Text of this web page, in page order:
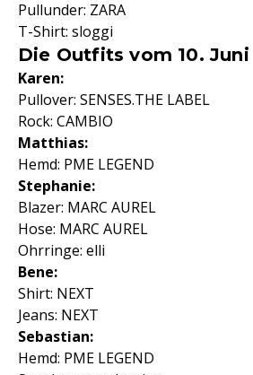
Pullunder: ZARA
T-Shirt: sloggi
Die Outfits vom 10. Juni
Karen:
Pullover: SENSES.THE LABEL
Rock: CAMBIO
Matthias:
Hemd: PME LEGEND
Stephanie:
Blazer: MARC AUREL
Hose: MARC AUREL
Ohrringe: elli
Bene:
Shirt: NEXT
Jeans: NEXT
Sebastian:
Hemd: PME LEGEND